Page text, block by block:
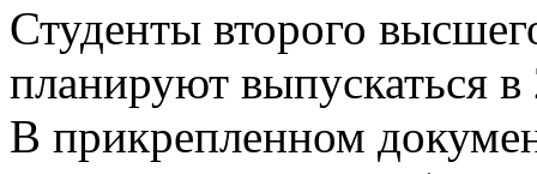
Студенты второго
планируют выпускаться в
В прикрепленном